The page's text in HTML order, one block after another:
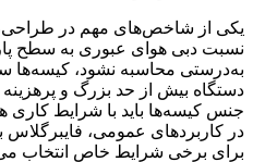
نسبت دبی هوای عبوری به سطح
به‌درستی محاسبه نشود، کیسه‌ها
دستگاه بیش از حد بزرگ و
جنس کیسه‌ها باید با شرایط کاری
در کاربردهای عمومی، فایبرگلاس
برای برخی شرایط خاص انتخاب